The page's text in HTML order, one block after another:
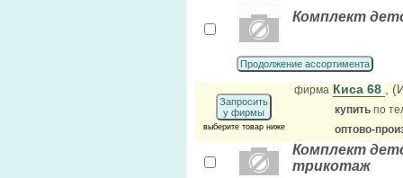
Комплект
Продолжение ассортимента
Запросить
у фирмы
выберите товар ниже
фирма Киса 68 ,
купить по
оптово-
Комплект
трикотаж